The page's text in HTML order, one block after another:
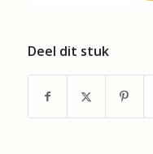
Deel dit stuk